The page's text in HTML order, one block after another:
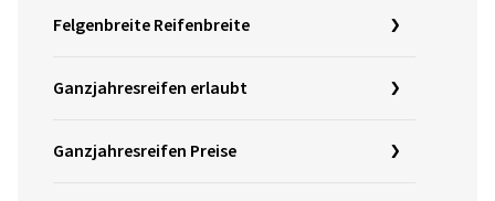
Felgenbreite Reifenbreite
Ganzjahresreifen erlaubt
Ganzjahresreifen Preise